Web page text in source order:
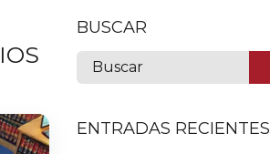
BUSCAR
ENTRADAS RECIENTES